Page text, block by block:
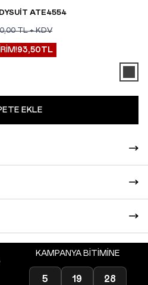
ATE4554
TL + KDV
93,50TL
EKLE
KAMPANYA BİTİMİNE
5 19 28